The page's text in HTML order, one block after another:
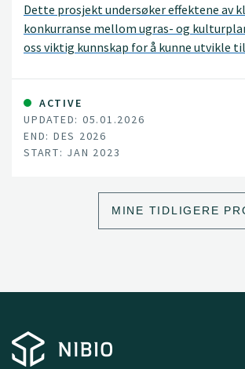
Dette prosjekt undersøker effektene av
konkurranse mellom ugras- og
oss viktig kunnskap for å kunne utvikle
ACTIVE
UPDATED: 05.01.2026
END: DES 2026
START: JAN 2023
MINE TIDLIGERE